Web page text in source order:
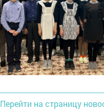
Перейти на страницу